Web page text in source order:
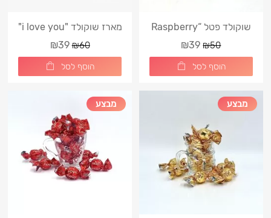
שוקולד פטל “Raspberry
Sweets”
₪50
₪39
הוסף לסל
מארז שוקולד "i love you"
אדום
₪60
₪39
הוסף לסל
מבצע מבצע